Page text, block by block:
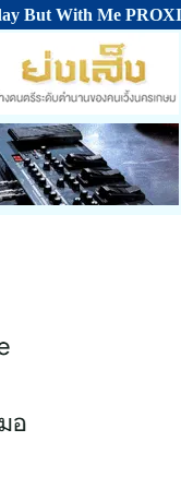
But With Me